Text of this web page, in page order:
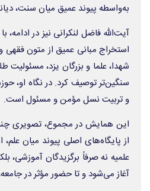
به‌واسطه پیوند عمیق میان سنت،
آیت‌الله فاضل لنکرانی نیز در
استخراج مبانی عمیق از متون فقهی و
شهدا، علما و بزرگان یزد،
سنگین‌تر توصیف کرد. در نگاه او،
و تربیت نسل مؤمن و مسئول است.
این همایش در مجموع، تصویری
از پایگاه‌های اصلی پیوند میان
علمیه نه صرفاً برگزیدگان
آغاز می‌شود و تا حضور مؤثر در